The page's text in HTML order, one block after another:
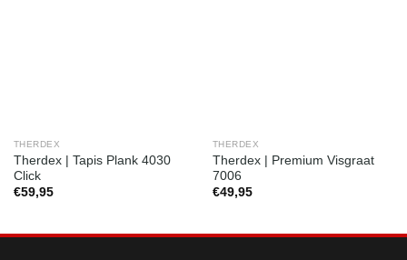
THERDEX
Therdex | Tapis Plank 4030
Click
€59,95
THERDEX
Therdex | Premium Visgraat
7006
€49,95